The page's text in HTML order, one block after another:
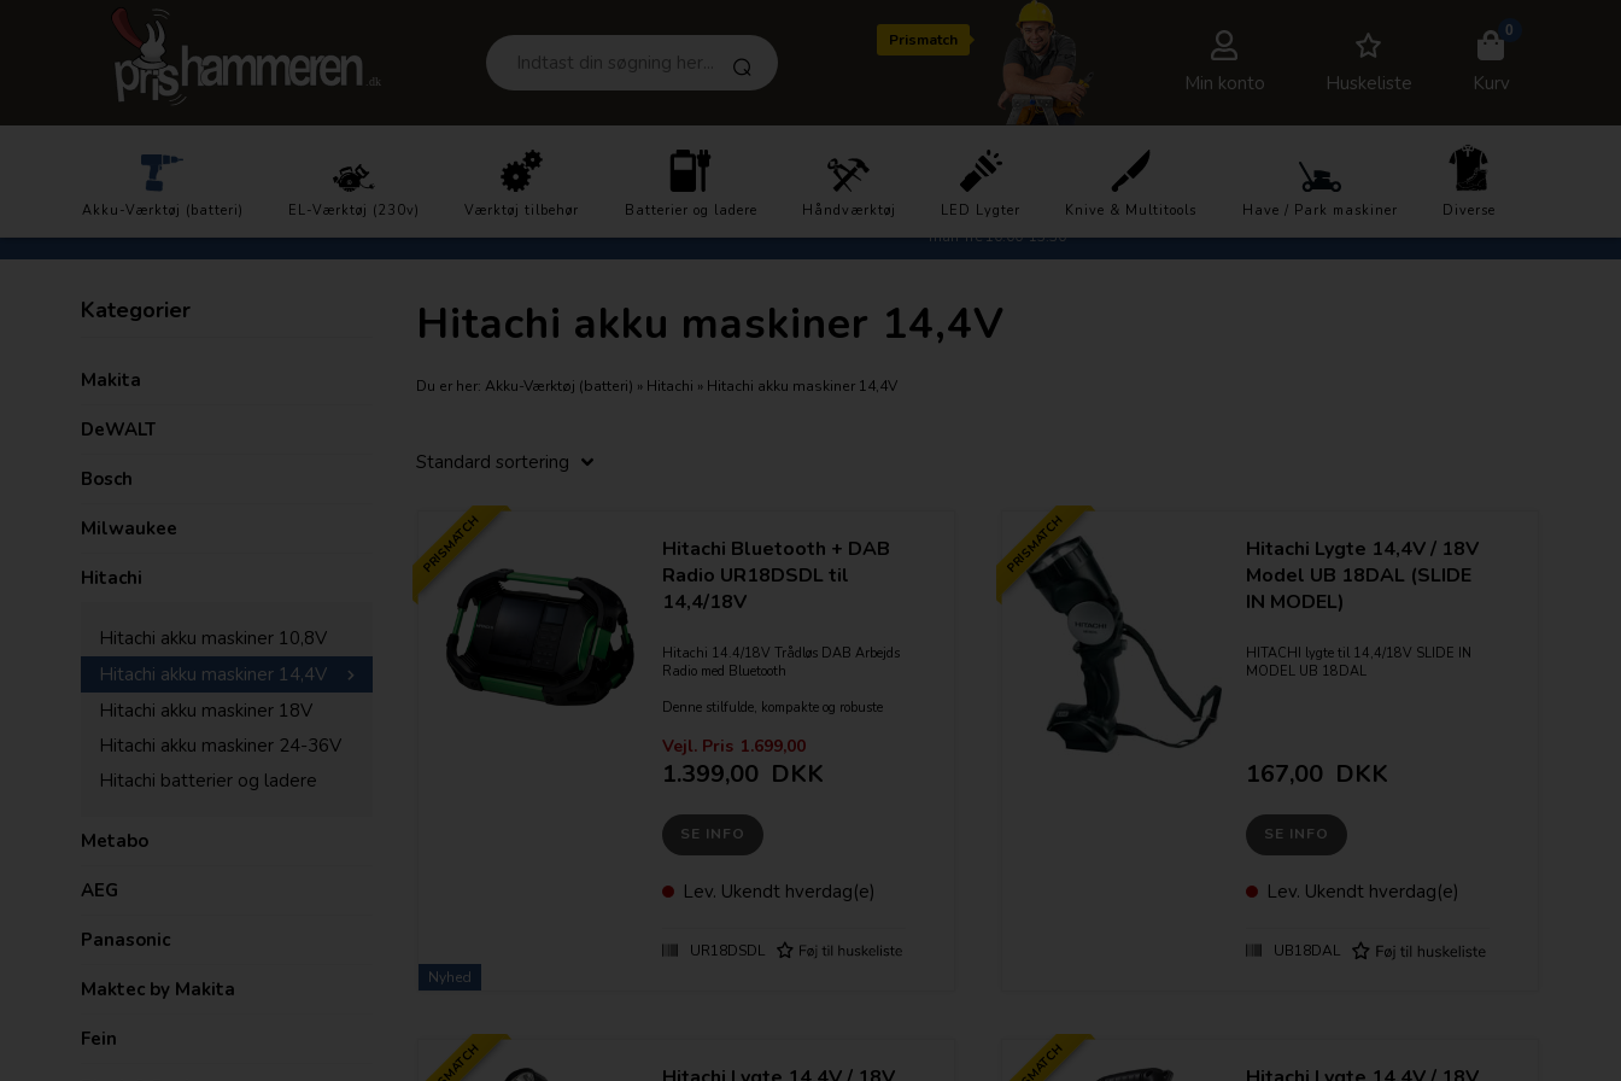
Prismatch
Min konto Huskeliste
0
Kurv
Akku-Værktøj (batteri) EL-Værktøj (230v) Værktøj tilbehør Batterier og ladere Håndværktøj LED Lygter Knive & Multitools Have / Park maskiner Diverse
Prisgaranti DK´s laveste priser Hurtig levering 1-3 dage Kundeservice 27217878
man-fre 10.00-15.30
Trustpilot
Kategorier
Makita
DeWALT
Bosch
Milwaukee
Hitachi
Hitachi akku maskiner 10,8V
Hitachi akku maskiner 14,4V
Hitachi akku maskiner 18V
Hitachi akku maskiner 24-36V
Hitachi batterier og ladere
Metabo
AEG
Panasonic
Maktec by Makita
Fein
Hitachi akku maskiner 14,4V
Du er her:Akku-Værktøj (batteri) » Hitachi » Hitachi akku maskiner 14,4V
PRISMATCH
Nyhed
Hitachi Bluetooth + DAB
Radio UR18DSDL til
14,4/18V
Hitachi 14.4/18V Trådløs DAB Arbejds
Radio med Bluetooth
Denne stilfulde, kompakte og robuste
slide-in Hitachi batterier eller 230V
stikkontakt med inkluderet AC-kabel
højtalere
- Kan bruge alle 14,4/18V Li-ion slide-
in batterier (Medfølger ikke)
lydkvalitet og mindre støj
- IPX4 vandresistent
- AUX indgang
- Inkluderer AC adapter og 2 x AA
Vejl. Pris 1.699,00
1.399,00DKK
SE INFO
Lev. Ukendt hverdag(e)
UR18DSDL
PRISMATCH
Hitachi Lygte 14,4V / 18V
Model UB 18DAL (SLIDE
IN MODEL)
HITACHI lygte til 14,4/18V SLIDE IN
MODEL UB 18DAL
167,00DKK
SE INFO
Lev. Ukendt hverdag(e)
UB18DAL